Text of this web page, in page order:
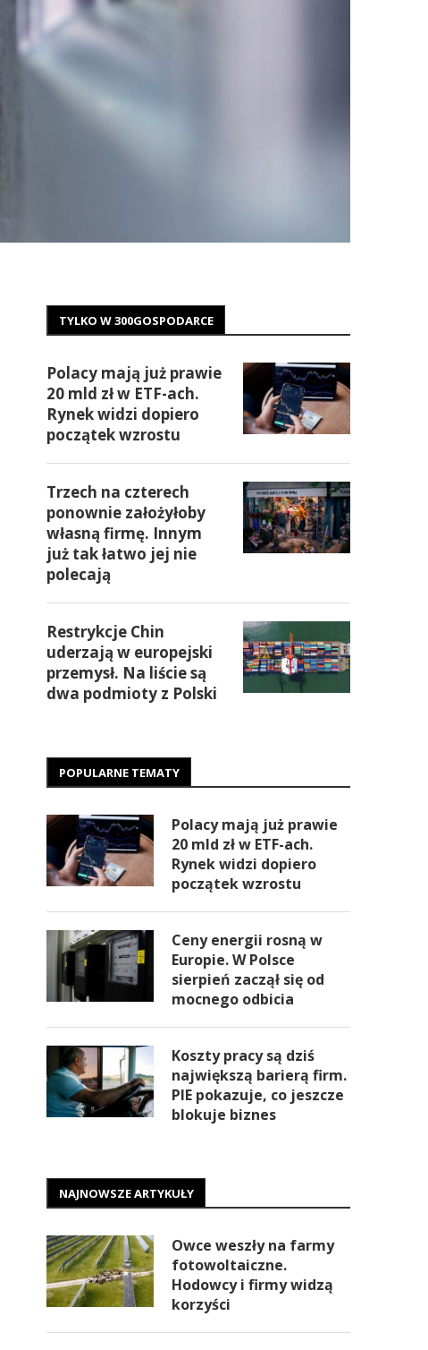
TYLKO W 300GOSPODARCE
Polacy mają już prawie
20 mld zł w ETF-ach.
Rynek widzi dopiero
początek wzrostu
Trzech na czterech
ponownie założyłoby
własną firmę. Innym
już tak łatwo jej nie
polecają
Restrykcje Chin
uderzają w europejski
przemysł. Na liście są
dwa podmioty z Polski
POPULARNE TEMATY
Polacy mają już prawie
20 mld zł w ETF-ach.
Rynek widzi dopiero
początek wzrostu
Ceny energii rosną w
Europie. W Polsce
sierpień zaczął się od
mocnego odbicia
Koszty pracy są dziś
największą barierą firm.
PIE pokazuje, co jeszcze
blokuje biznes
NAJNOWSZE ARTYKUŁY
Owce weszły na farmy
fotowoltaiczne.
Hodowcy i firmy widzą
korzyści